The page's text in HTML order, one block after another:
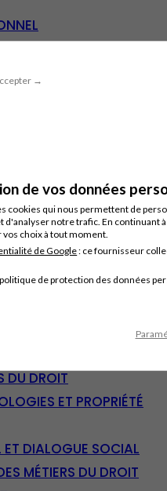
→
de vos données
cookies qui nous permettent de
d'analyser notre trafic. En continuant
vos choix à tout moment.
de Google: ce fournisseur
de protection des données
DU DROIT
ET PROPRIÉTÉ
DIALOGUE SOCIAL
MÉTIERS DU DROIT